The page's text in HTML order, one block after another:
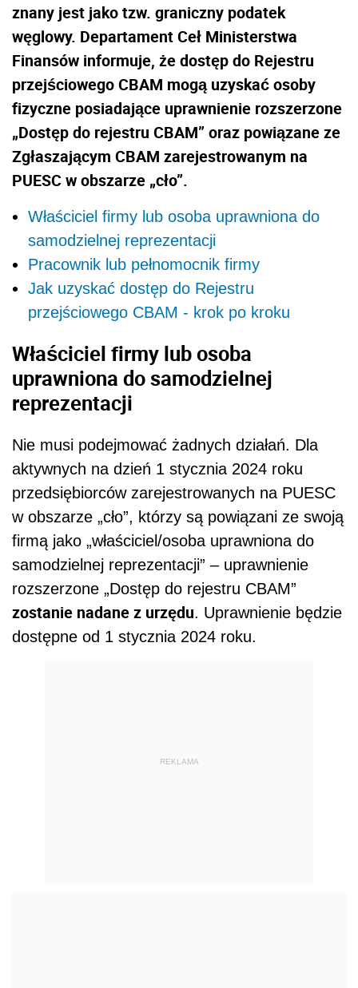
znany jest jako tzw. graniczny podatek
węglowy. Departament Ceł Ministerstwa
Finansów informuje, że dostęp do Rejestru
przejściowego CBAM mogą uzyskać osoby
fizyczne posiadające uprawnienie rozszerzone
„Dostęp do rejestru CBAM” oraz powiązane ze
Zgłaszającym CBAM zarejestrowanym na
PUESC w obszarze „cło”.
Właściciel firmy lub osoba uprawniona do
samodzielnej reprezentacji
Pracownik lub pełnomocnik firmy
Jak uzyskać dostęp do Rejestru
przejściowego CBAM - krok po kroku
Właściciel firmy lub osoba
uprawniona do samodzielnej
reprezentacji
Nie musi podejmować żadnych działań. Dla
aktywnych na dzień 1 stycznia 2024 roku
przedsiębiorców zarejestrowanych na PUESC
w obszarze „cło”, którzy są powiązani ze swoją
firmą jako „właściciel/osoba uprawniona do
samodzielnej reprezentacji” – uprawnienie
rozszerzone „Dostęp do rejestru CBAM”
zostanie nadane z urzędu. Uprawnienie będzie
dostępne od 1 stycznia 2024 roku.
REKLAMA